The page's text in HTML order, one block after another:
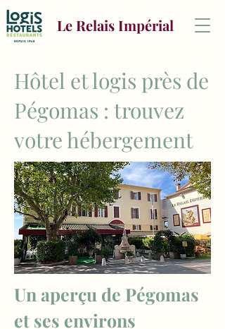
Le Relais Impérial
Hôtel et logis près de
Pégomas : trouvez
votre hébergement
Un aperçu de Pégomas
et ses environs